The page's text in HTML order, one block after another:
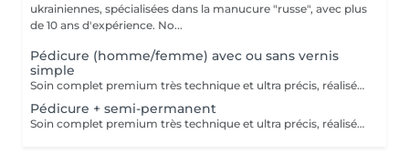
ukrainiennes, spécialisées dans la manucure "russe", avec plus
de 10 ans d'expérience. No...
Pédicure (homme/femme) avec ou sans vernis
simple
Soin complet premium très technique et ultra précis, réalisé principalement à la ponceuse afin d'obtenir un contour d'ongle parfaitement net et une application du vernis au plus près, voire légèrement sous la cuticule. Cette technique permet de retarder visuellement la repousse d'environ 10 jours. Résultat visuel : -Ongles extrêmement soignés, contours nets, forme impeccable -Effet Instagram / photo studio : propre, précis, sans petites peaux apparentes Contenu de la prestation : -Dépose de l'ancien vernis semi-permanent (si besoin, choisissez dans cet écran svp cette option de réservation) -Préparation très minutieuse de la plaque de l'ongle -Limer les ongles -Traitement délicat des cuticules -Elimination des peaux mortes -Talons nettoyés -Application d'un vernis simple transparent (si vous le souhaitez) OU application de votre propre vernis simple (si besoin, choisissez dans cet écran svp cette option de réservation) -Application d'huile pour cuticules et de crème pour les pieds
Pédicure + semi-permanent
Soin complet premium très technique et ultra précis, réalisé principalement à la ponceuse afin d'obtenir un contour d'ongle parfaitement net et une application du vernis au plus près, voire légèrement sous la cuticule. Cette technique permet de retarder visuellement la repousse d'environ 10 jours. Résultat visuel : -Ongles extrêmement soignés, contours nets, forme impeccable -Effet Instagram / photo studio : propre, précis, sans petites peaux apparentes Une solution parfaite pour des ongles impeccables et durables : -Tenue moyenne : Jusqu'à 6 semaines !!!! Contenu de la prestation : -Dépose de l'ancien vernis semi-permanent (si besoin, déjà inclus dans ce prix/service) -Préparation très minutieuse de la plaque de l'ongle -Limer les ongles -Traitement délicat des cuticules -Elimination des peaux mortes -Talons nettoyés -Application du vernis semi-permanent -Application d'huile pour cuticules et de crème pour les pieds Optionnel : -Prix par ongle pour décoration jusqu'à 5 ongles (réservez svp "AVEC décoration simple" dans ce cas) +3€ par ongle -Prix pour décoration simple (French, Chrome, Baby Boomer, Cat Eyes, Stickers, Foil) 6-10 ongles -> +20€ -Prix pour décoration complexe (3D, Dessins à la mains, Stamping, French avec Chrome, Baby Boomer avec Chrome, French avec Cat Eyes) 6-10 ongles -> +30€ -Extension/reconstruction de maximum 2 ongles (réservez svp "AVEC extension/reconstruction" dans ce cas) +10€ par ongle